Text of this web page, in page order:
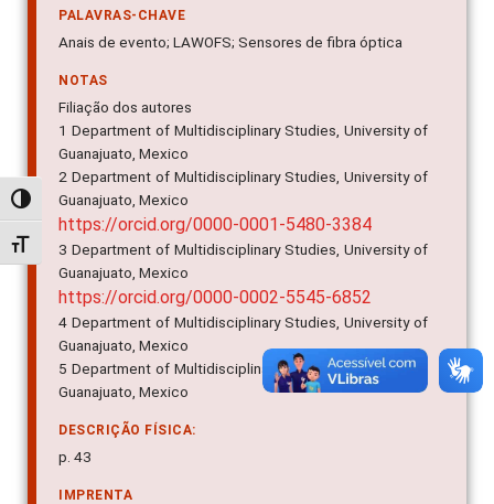
Alternar alto contraste
Alternar tamanho da fonte
PALAVRAS-CHAVE
Anais de evento; LAWOFS; Sensores de fibra óptica
NOTAS
Filiação dos autores
1 Department of Multidisciplinary Studies, University of
Guanajuato, Mexico
2 Department of Multidisciplinary Studies, University of
Guanajuato, Mexico
https://orcid.org/0000-0001-5480-3384
3 Department of Multidisciplinary Studies, University of
Guanajuato, Mexico
https://orcid.org/0000-0002-5545-6852
4 Department of Multidisciplinary Studies, University of
Guanajuato, Mexico
5 Department of Multidisciplinary Studies, University of
Guanajuato, Mexico
DESCRIÇÃO FÍSICA:
p. 43
IMPRENTA